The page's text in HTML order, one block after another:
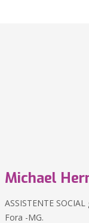
Michael
ASSISTENTE
Fora -MG.